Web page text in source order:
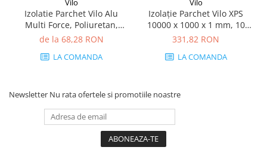
Vilo
Izolatie Parchet Vilo Alu
Multi Force, Poliuretan,
Rolă, 1,5mm, 18 dB
de la 68,28 RON
LA COMANDA
Vilo
Izolație Parchet Vilo XPS
10000 x 1000 x 1 mm, 10
mp - Rigid Master,
331,82 RON
LA COMANDA
Newsletter Nu rata ofertele si promotiile noastre